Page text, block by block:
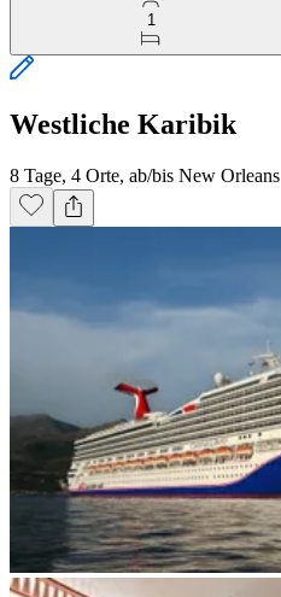
1
Westliche Karibik
8 Tage, 4 Orte, ab/bis New Orleans